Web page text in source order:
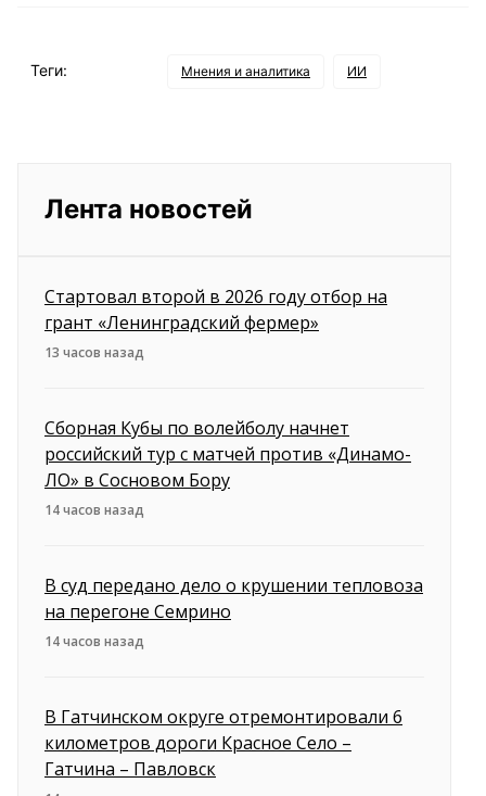
Теги: Мнения и аналитика ИИ
Лента новостей
Стартовал второй в 2026 году отбор на
грант «Ленинградский фермер»
13 часов назад
Сборная Кубы по волейболу начнет
российский тур с матчей против «Динамо-
ЛО» в Сосновом Бору
14 часов назад
В суд передано дело о крушении тепловоза
на перегоне Семрино
14 часов назад
В Гатчинском округе отремонтировали 6
километров дороги Красное Село –
Гатчина – Павловск